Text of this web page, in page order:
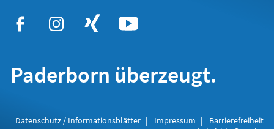
Paderborn überzeugt.
Datenschutz / Informationsblätter Impressum
Barrierefreiheit